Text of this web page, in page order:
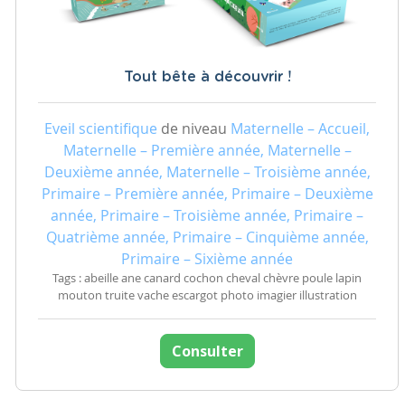
Tout bête à découvrir !
Eveil scientifique de niveau Maternelle – Accueil,
Maternelle – Première année, Maternelle –
Deuxième année, Maternelle – Troisième année,
Primaire – Première année, Primaire – Deuxième
année, Primaire – Troisième année, Primaire –
Quatrième année, Primaire – Cinquième année,
Primaire – Sixième année
Tags : abeille ane canard cochon cheval chèvre poule lapin
mouton truite vache escargot photo imagier illustration
Consulter